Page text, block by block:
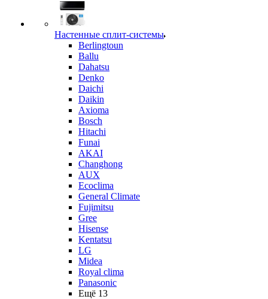
Настенные сплит-системы
Berlingtoun
Ballu
Dahatsu
Denko
Daichi
Daikin
Axioma
Bosch
Hitachi
Funai
AKAI
Changhong
AUX
Ecoclima
General Climate
Fujimitsu
Gree
Hisense
Kentatsu
LG
Midea
Royal clima
Panasonic
Ещё 13